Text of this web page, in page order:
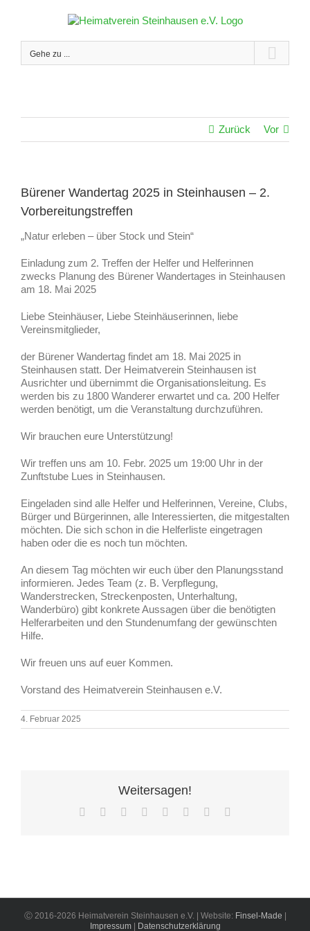
Gehe zu ...
Zurück Vor
Bürener Wandertag 2025 in Steinhausen – 2.
Vorbereitungstreffen
„Natur erleben – über Stock und Stein“
Einladung zum 2. Treffen der Helfer und Helferinnen
zwecks Planung des Bürener Wandertages in Steinhausen
am 18. Mai 2025
Liebe Steinhäuser, Liebe Steinhäuserinnen, liebe
Vereinsmitglieder,
der Bürener Wandertag findet am 18. Mai 2025 in
Steinhausen statt. Der Heimatverein Steinhausen ist
Ausrichter und übernimmt die Organisationsleitung. Es
werden bis zu 1800 Wanderer erwartet und ca. 200 Helfer
werden benötigt, um die Veranstaltung durchzuführen.
Wir brauchen eure Unterstützung!
Wir treffen uns am 10. Febr. 2025 um 19:00 Uhr in der
Zunftstube Lues in Steinhausen.
Eingeladen sind alle Helfer und Helferinnen, Vereine, Clubs,
Bürger und Bürgerinnen, alle Interessierten, die mitgestalten
möchten. Die sich schon in die Helferliste eingetragen
haben oder die es noch tun möchten.
An diesem Tag möchten wir euch über den Planungsstand
informieren. Jedes Team (z. B. Verpflegung,
Wanderstrecken, Streckenposten, Unterhaltung,
Wanderbüro) gibt konkrete Aussagen über die benötigten
Helferarbeiten und den Stundenumfang der gewünschten
Hilfe.
Wir freuen uns auf euer Kommen.
Vorstand des Heimatverein Steinhausen e.V.
4. Februar 2025
Weitersagen!
Facebook Reddit LinkedIn
TumblrPinterest
Ⓒ 2016-2026 Heimatverein Steinhausen e.V. | Website: Finsel-Made
Impressum| Datenschutzerklärung